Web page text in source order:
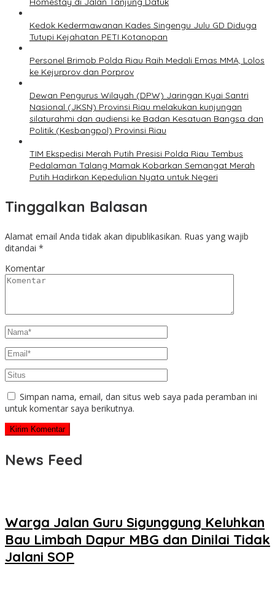
Kedok Kedermawanan Kades Singengu Julu GD Diduga
Tutupi Kejahatan PETI Kotanopan
Personel Brimob Polda Riau Raih Medali Emas MMA, Lolos
ke Kejurprov dan Porprov
Dewan Pengurus Wilayah (DPW) Jaringan Kyai Santri
Nasional (JKSN) Provinsi Riau melakukan kunjungan
silaturahmi dan audiensi ke Badan Kesatuan Bangsa dan
Politik (Kesbangpol) Provinsi Riau
TIM Ekspedisi Merah Putih Presisi Polda Riau Tembus
Pedalaman Talang Mamak Kobarkan Semangat Merah
Putih Hadirkan Kepedulian Nyata untuk Negeri
Tinggalkan Balasan
Alamat email Anda tidak akan dipublikasikan. Ruas yang wajib
ditandai *
Komentar
Simpan nama, email, dan situs web saya pada peramban ini
untuk komentar saya berikutnya.
News Feed
Warga Jalan Guru Sigunggung Keluhkan
Bau Limbah Dapur MBG dan Dinilai Tidak
Jalani SOP